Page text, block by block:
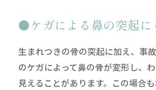
ケガによる鼻の突起に
生まれつきの骨の突起に加え、事
のケガによって鼻の骨が変形し、
見えることがあります。この場合